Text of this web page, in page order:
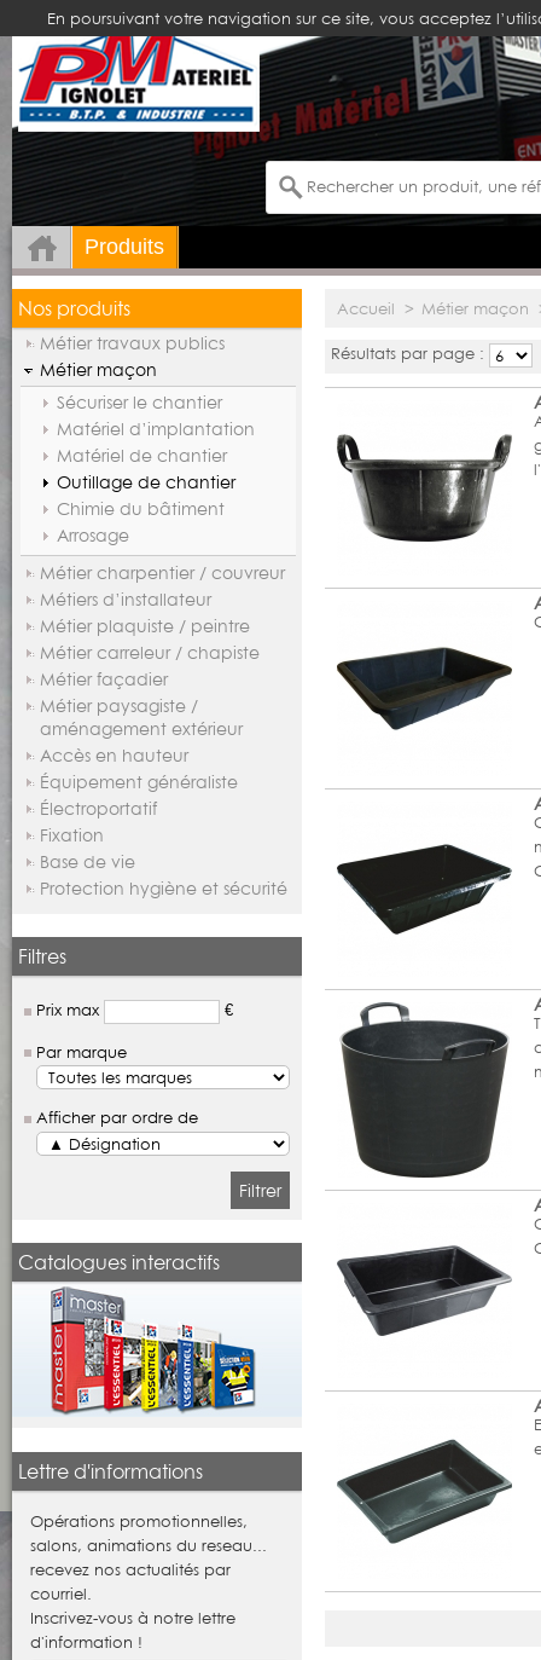
En poursuivant votre navigation sur ce site, vous acceptez
Produits
Accueil > Métier maçon
Résultats par page :
Nos produits
Métier travaux publics
Métier maçon
Sécuriser le chantier
Matériel d’implantation
Matériel de chantier
Outillage de chantier
Chimie du bâtiment
Arrosage
Métier charpentier / couvreur
Métiers d’installateur
Métier plaquiste / peintre
Métier carreleur / chapiste
Métier façadier
Métier paysagiste /
aménagement extérieur
Accès en hauteur
Équipement généraliste
Électroportatif
Fixation
Base de vie
Protection hygiène et sécurité
Filtres
Prix max €
Par marque
Afficher par ordre de
Filtrer
Catalogues interactifs
Lettre d'informations
Opérations promotionnelles,
salons, animations du reseau...
recevez nos actualités par
courriel.
Inscrivez-vous à notre lettre
d'information !